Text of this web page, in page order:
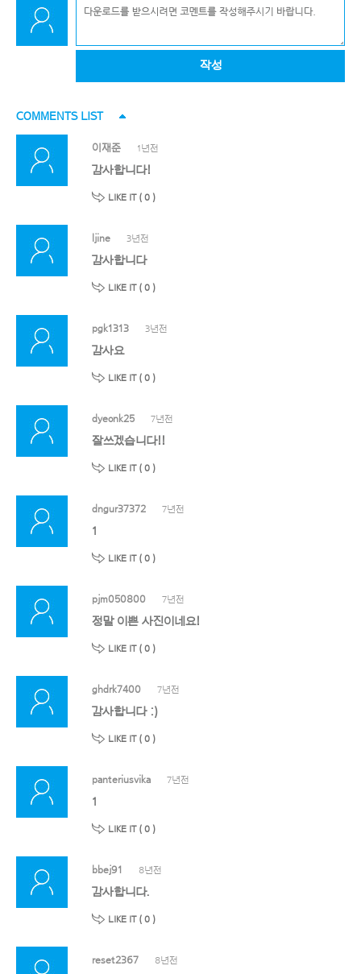
작성
COMMENTS LIST
이재준 1년전
감사합니다!
LIKE IT ( 0 )
ljine 3년전
감사합니다
LIKE IT ( 0 )
pgk1313 3년전
감사요
LIKE IT ( 0 )
dyeonk25 7년전
잘쓰겠습니다!!
LIKE IT ( 0 )
dngur37372 7년전
1
LIKE IT ( 0 )
pjm050800 7년전
정말 이쁜 사진이네요!
LIKE IT ( 0 )
ghdrk7400 7년전
감사합니다 :)
LIKE IT ( 0 )
panteriusvika 7년전
1
LIKE IT ( 0 )
bbej91 8년전
감사합니다.
LIKE IT ( 0 )
reset2367 8년전